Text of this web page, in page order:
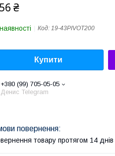
₴
Код: 19-43PIVOT200
Купити
+380 (99) 705-05-05
Денис Telegram
товару протягом 14 днів